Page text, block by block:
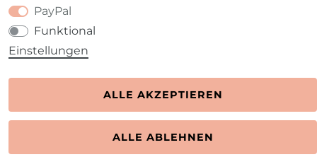
PayPal
Funktional
Einstellungen
ALLE AKZEPTIEREN
ALLE ABLEHNEN